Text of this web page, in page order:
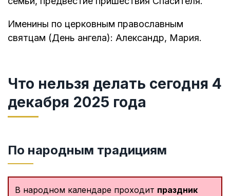
Именины по церковным православным
святцам (День ангела): Александр, Мария.
Что нельзя делать сегодня 4
декабря 2025 года
По народным традициям
В народном календаре проходит праздник